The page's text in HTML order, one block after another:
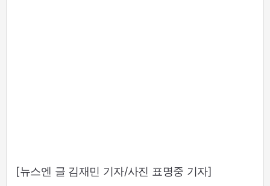
[뉴스엔 글 김재민 기자/사진 표명중 기자]